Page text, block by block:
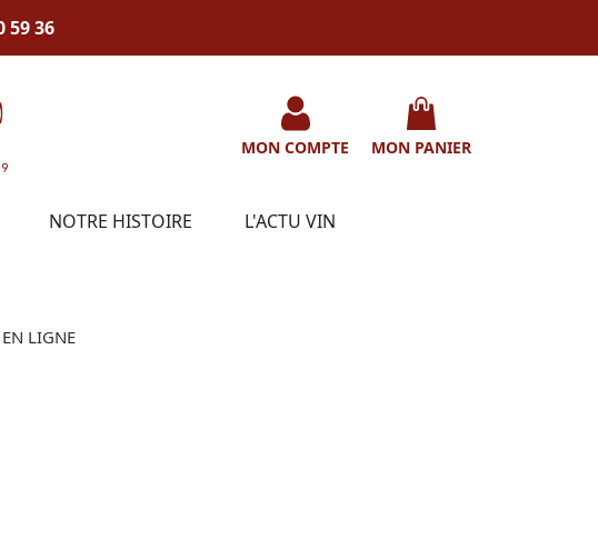
59 36
MON COMPTE MON PANIER
NOTRE HISTOIRE
L'ACTU VIN
LIGNE